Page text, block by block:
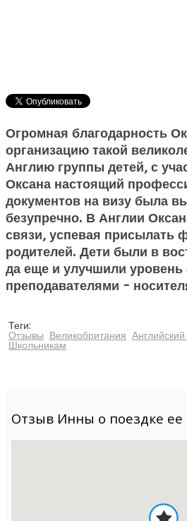
Огромная благодарность
организацию такой
Англию группы детей, с
Оксана настоящий
документов на визу была
безупречно. В Англии
связи, успевая присылать
родителей. Дети были в
да еще и улучшили уровень
преподавателями -
Теги:
Отзывы Великобритания
Школьникам
Отзыв Инны о поездке